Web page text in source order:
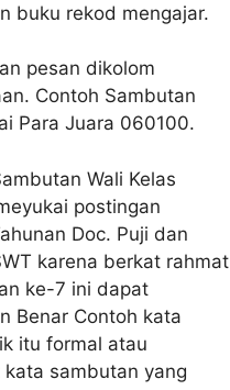
buku rekod mengajar.
pesan dikolom
Contoh Sambutan
Para Juara 060100.
Wali Kelas
postingan
Doc. Puji dan
karena berkat rahmat
ke-7 ini dapat
Benar Contoh kata
itu formal atau
sambutan yang